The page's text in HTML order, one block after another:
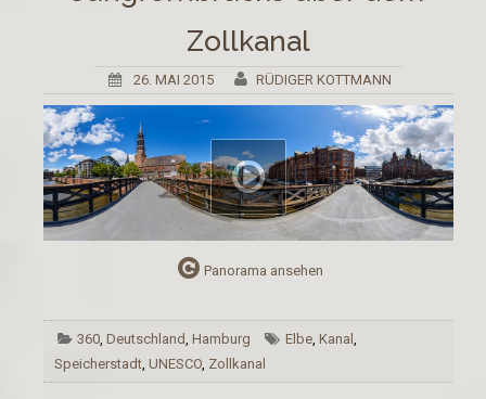
Zollkanal
26. MAI 2015 RÜDIGER KOTTMANN
Panorama ansehen
360,Deutschland,Hamburg Elbe, Kanal ,
Speicherstadt, UNESCO, Zollkanal